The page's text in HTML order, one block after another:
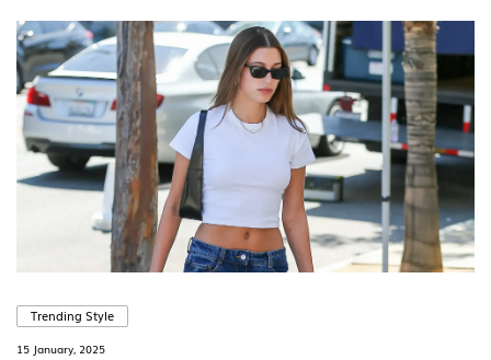
Trending Style
15 January, 2025